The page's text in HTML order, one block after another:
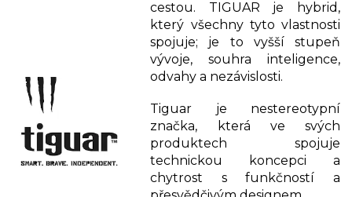
cestou. TIGUAR je hybrid,
který všechny tyto vlastnosti
spojuje; je to vyšší stupeň
vývoje, souhra inteligence,
odvahy a nezávislosti.
Tiguar je nestereotypní
značka, která ve svých
produktech spojuje
technickou koncepci a
chytrost s funkčností a